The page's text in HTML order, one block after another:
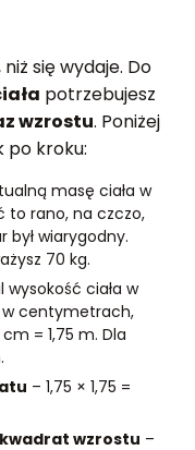
się wydaje. Do
potrzebujesz
wzrostu. Poniżej
po kroku:
masę ciała w
to rano, na czczo,
był wiarygodny.
70 kg.
wysokość ciała w
w centymetrach,
= 1,75 m. Dla
– 1,75 × 1,75 =
wzrostu –